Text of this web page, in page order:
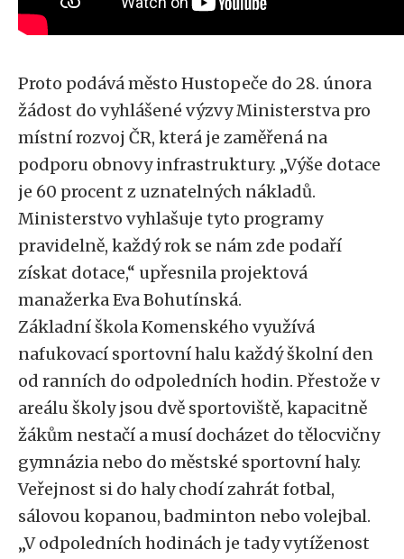
Proto podává město Hustopeče do 28. února
žádost do vyhlášené výzvy Ministerstva pro
místní rozvoj ČR, která je zaměřená na
podporu obnovy infrastruktury. „Výše dotace
je 60 procent z uznatelných nákladů.
Ministerstvo vyhlašuje tyto programy
pravidelně, každý rok se nám zde podaří
získat dotace,“ upřesnila projektová
manažerka Eva Bohutínská.
Základní škola Komenského využívá
nafukovací sportovní halu každý školní den
od ranních do odpoledních hodin. Přestože v
areálu školy jsou dvě sportoviště, kapacitně
žákům nestačí a musí docházet do tělocvičny
gymnázia nebo do městské sportovní haly.
Veřejnost si do haly chodí zahrát fotbal,
sálovou kopanou, badminton nebo volejbal.
„V odpoledních hodinách je tady vytíženost